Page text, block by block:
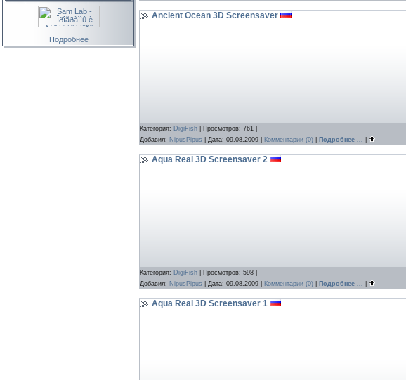
Подробнее
Ancient Ocean 3D Screensaver
Категория: DigiFish | Просмотров: 761 |
Добавил: NipusPipus | Дата: 09.08.2009 Комментарии (0) Подробнее ...
Aqua Real 3D Screensaver 2
Категория: DigiFish | Просмотров: 598 |
Добавил: NipusPipus | Дата: 09.08.2009 Комментарии (0) Подробнее ...
Aqua Real 3D Screensaver 1